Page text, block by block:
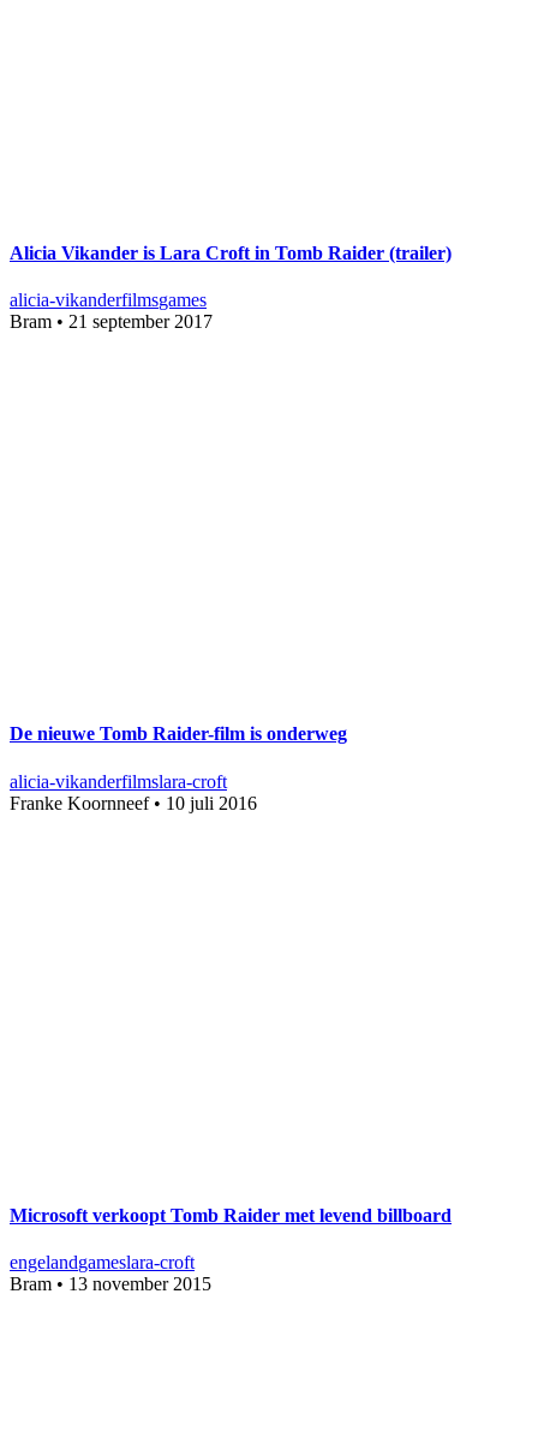
Alicia Vikander is Lara Croft in Tomb Raider (trailer)
alicia-vikanderfilmsgames
Bram • 21 september 2017
De nieuwe Tomb Raider-film is onderweg
alicia-vikanderfilmslara-croft
Franke Koornneef• 10 juli 2016
Microsoft verkoopt Tomb Raider met levend billboard
engelandgameslara-croft
Bram • 13 november 2015